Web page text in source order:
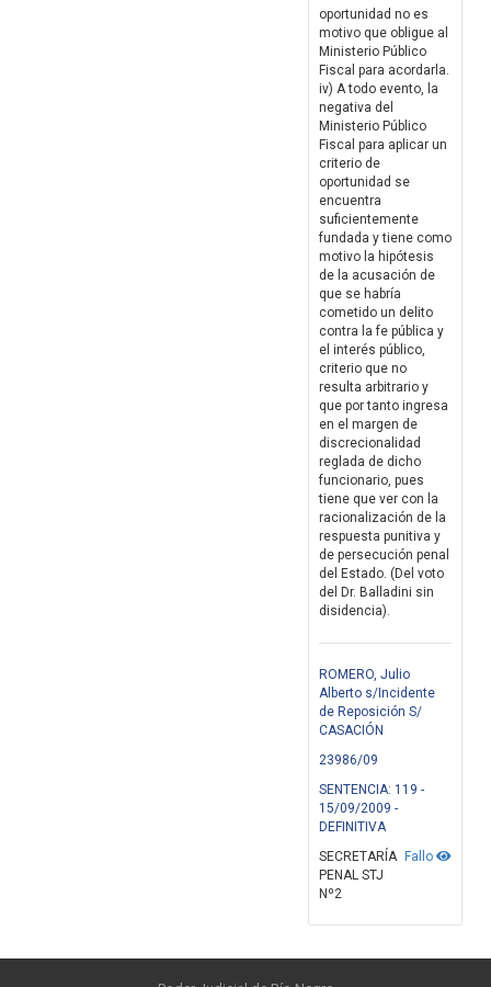
oportunidad no es
motivo que obligue al
Ministerio Público
Fiscal para acordarla.
iv) A todo evento, la
negativa del
Ministerio Público
Fiscal para aplicar un
criterio de
oportunidad se
encuentra
suficientemente
fundada y tiene como
motivo la hipótesis
de la acusación de
que se habría
cometido un delito
contra la fe pública y
el interés público,
criterio que no
resulta arbitrario y
que por tanto ingresa
en el margen de
discrecionalidad
reglada de dicho
funcionario, pues
tiene que ver con la
racionalización de la
respuesta punitiva y
de persecución penal
del Estado. (Del voto
del Dr. Balladini sin
disidencia).
ROMERO, Julio
Alberto s/Incidente
de Reposición S/
CASACIÓN
23986/09
SENTENCIA: 119 -
15/09/2009 -
DEFINITIVA
Fallo
SECRETARÍA
PENAL STJ
Nº2